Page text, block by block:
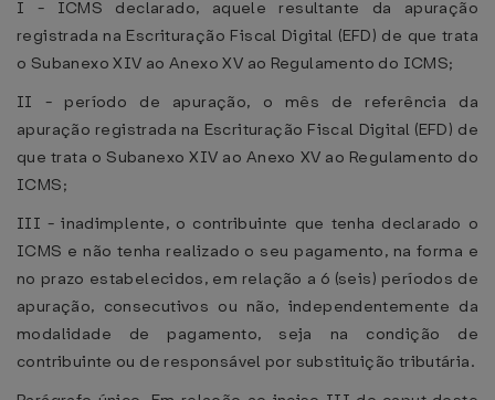
I - ICMS declarado, aquele resultante da apuração
registrada na Escrituração Fiscal Digital (EFD) de que trata
o Subanexo XIV ao Anexo XV ao Regulamento do ICMS;
II - período de apuração, o mês de referência da
apuração registrada na Escrituração Fiscal Digital (EFD) de
que trata o Subanexo XIV ao Anexo XV ao Regulamento do
ICMS;
III - inadimplente, o contribuinte que tenha declarado o
ICMS e não tenha realizado o seu pagamento, na forma e
no prazo estabelecidos, em relação a 6 (seis) períodos de
apuração, consecutivos ou não, independentemente da
modalidade de pagamento, seja na condição de
contribuinte ou de responsável por substituição tributária.